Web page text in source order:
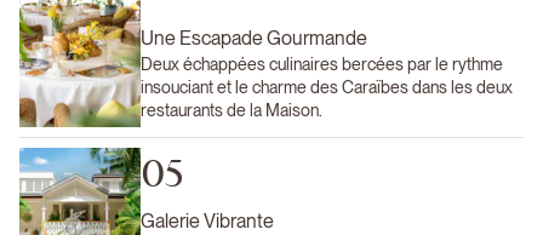
Une Escapade Gourmande
Deux échappées culinaires bercées par le rythme
insouciant et le charme des Caraïbes dans les deux
restaurants de la Maison.
05
Galerie Vibrante